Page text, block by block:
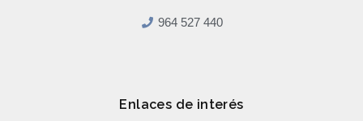
964 527 440
Enlaces de interés